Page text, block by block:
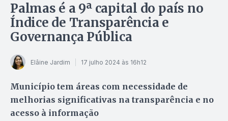
Palmas é a 9ª capital do país no
Índice de Transparência e
Governança Pública
Elâine Jardim 17 julho 2024 às 16h12
Município tem áreas com necessidade de
melhorias significativas na transparência e no
acesso à informação